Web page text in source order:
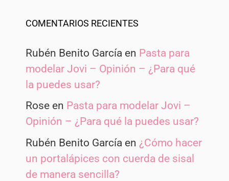
COMENTARIOS RECIENTES
Rubén Benito García en Pasta para
modelar Jovi – Opinión – ¿Para qué
la puedes usar?
Rose en Pasta para modelar Jovi –
Opinión – ¿Para qué la puedes usar?
Rubén Benito García en ¿Cómo hacer
un portalápices con cuerda de sisal
de manera sencilla?